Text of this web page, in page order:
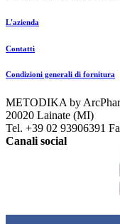
L'azienda
Contatti
Condizioni generali di fornitura
METODIKA by
20020 Lainate (MI)
Tel. +39 02 93906391
Canali social